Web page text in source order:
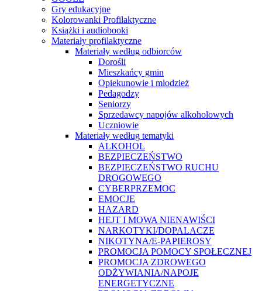
Gry edukacyjne
Kolorowanki Profilaktyczne
Książki i audiobooki
Materiały profilaktyczne
Materiały według odbiorców
Dorośli
Mieszkańcy gmin
Opiekunowie i młodzież
Pedagodzy
Seniorzy
Sprzedawcy napojów alkoholowych
Uczniowie
Materiały według tematyki
ALKOHOL
BEZPIECZEŃSTWO
BEZPIECZEŃSTWO RUCHU
DROGOWEGO
CYBERPRZEMOC
EMOCJE
HAZARD
HEJT I MOWA NIENAWIŚCI
NARKOTYKI/DOPALACZE
NIKOTYNA/E-PAPIEROSY
PROMOCJA POMOCY SPOŁECZNEJ
PROMOCJA ZDROWEGO
ODŻYWIANIA/NAPOJE
ENERGETYCZNE